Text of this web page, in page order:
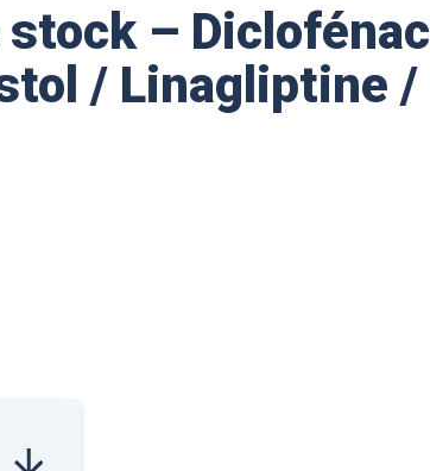
– Diclofénac
/ Linagliptine /